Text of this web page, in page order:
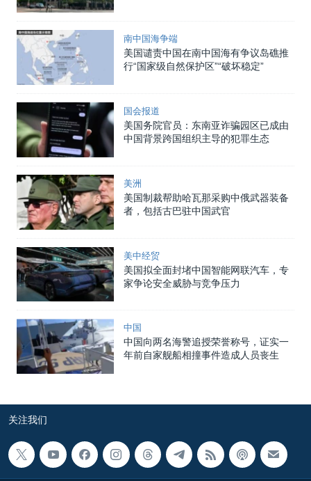
南中国海争端
美国谴责中国在南中国海有争议岛礁推
行“国家级自然保护区”“破坏稳定”
国会报道
美国务院官员：东南亚诈骗园区已成由
中国背景跨国组织主导的犯罪生态
美洲
美国制裁帮助哈瓦那采购中俄武器装备
者，包括古巴驻中国武官
美中经贸
美国拟全面封堵中国智能网联汽车，专
家争论安全威胁与竞争压力
中国
中国向两名海警追授荣誉称号，证实一
年前自家舰船相撞事件造成人员丧生
关注我们